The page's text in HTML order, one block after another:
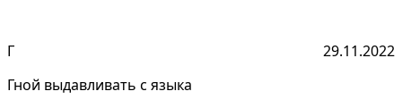
Г
29.11.2022
Гной выдавливать с языка